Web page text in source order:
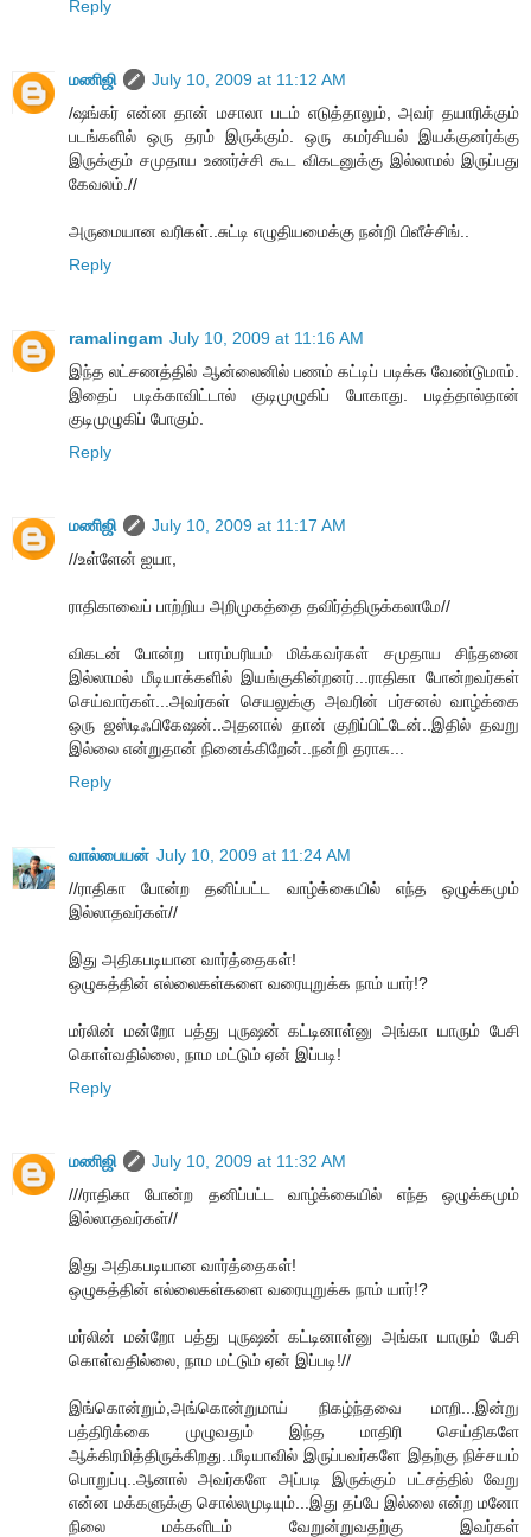
Reply
மணிஜி
July 10, 2009 at 11:12 AM
/ஷங்கர் என்ன தான் மசாலா படம் எடுத்தாலும், அவர் தயாரிக்கும்
படங்களில் ஒரு தரம் இருக்கும். ஒரு கமர்சியல் இயக்குனர்க்கு
இருக்கும் சமுதாய உணர்ச்சி கூட விகடனுக்கு இல்லாமல் இருப்பது
கேவலம்.//
அருமையான வரிகள்..சுட்டி எழுதியமைக்கு நன்றி பிளீச்சிங்..
Reply
ramalingam July 10, 2009 at 11:16 AM
இந்த லட்சணத்தில் ஆன்லைனில் பணம் கட்டிப் படிக்க வேண்டுமாம்.
இதைப் படிக்காவிட்டால் குடிமுழுகிப் போகாது. படித்தால்தான்
குடிமுழுகிப் போகும்.
Reply
மணிஜி
July 10, 2009 at 11:17 AM
//உள்ளேன் ஐயா,
ராதிகாவைப் பாற்றிய அறிமுகத்தை தவிர்த்திருக்கலாமே//
விகடன் போன்ற பாரம்பரியம் மிக்கவர்கள் சமுதாய சிந்தனை
இல்லாமல் மீடியாக்களில் இயங்குகின்றனர்...ராதிகா போன்றவர்கள்
செய்வார்கள்...அவர்கள் செயலுக்கு அவரின் பர்சனல் வாழ்க்கை
ஒரு ஜஸ்டிஃபிகேஷன்..அதனால் தான் குறிப்பிட்டேன்..இதில் தவறு
இல்லை என்றுதான் நினைக்கிறேன்..நன்றி தராசு...
Reply
வால்பையன் July 10, 2009 at 11:24 AM
//ராதிகா போன்ற தனிப்பட்ட வாழ்க்கையில் எந்த ஒழுக்கமும்
இல்லாதவர்கள்//
இது அதிகபடியான வார்த்தைகள்!
ஒழுகத்தின் எல்லைகள்களை வரையுறுக்க நாம் யார்!?
மர்லின் மன்றோ பத்து புருஷன் கட்டினாள்னு அங்கா யாரும் பேசி
கொள்வதில்லை, நாம மட்டும் ஏன் இப்படி!
Reply
மணிஜி
July 10, 2009 at 11:32 AM
///ராதிகா போன்ற தனிப்பட்ட வாழ்க்கையில் எந்த ஒழுக்கமும்
இல்லாதவர்கள்//
இது அதிகபடியான வார்த்தைகள்!
ஒழுகத்தின் எல்லைகள்களை வரையுறுக்க நாம் யார்!?
மர்லின் மன்றோ பத்து புருஷன் கட்டினாள்னு அங்கா யாரும் பேசி
கொள்வதில்லை, நாம மட்டும் ஏன் இப்படி!//
இங்கொன்றும்,அங்கொன்றுமாய் நிகழ்ந்தவை மாறி...இன்று
பத்திரிக்கை முழுவதும் இந்த மாதிரி செய்திகளே
ஆக்கிரமித்திருக்கிறது..மீடியாவில் இருப்பவர்களே இதற்கு நிச்சயம்
பொறுப்பு..ஆனால் அவர்களே அப்படி இருக்கும் பட்சத்தில் வேறு
என்ன மக்களுக்கு சொல்லமுடியும்...இது தப்பே இல்லை என்ற மனோ
நிலை மக்களிடம் வேறுன்றுவதற்கு இவர்கள்